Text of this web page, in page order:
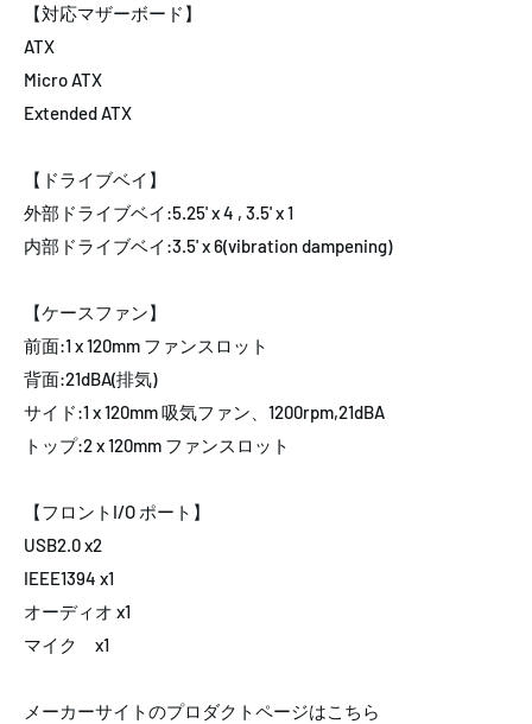
【対応マザーボード】
ATX
Micro ATX
Extended ATX
【ドライブベイ】
外部ドライブベイ:5.25' x 4 , 3.5' x 1
内部ドライブベイ:3.5' x 6(vibration dampening)
【ケースファン】
前面:1 x 120mm ファンスロット
背面:21dBA(排気)
サイド:1 x 120mm 吸気ファン、1200rpm,21dBA
トップ:2 x 120mm ファンスロット
【フロントI/O ポート】
USB2.0 x2
IEEE1394 x1
オーディオ x1
マイク x1
メーカーサイトのプロダクトページはこちら